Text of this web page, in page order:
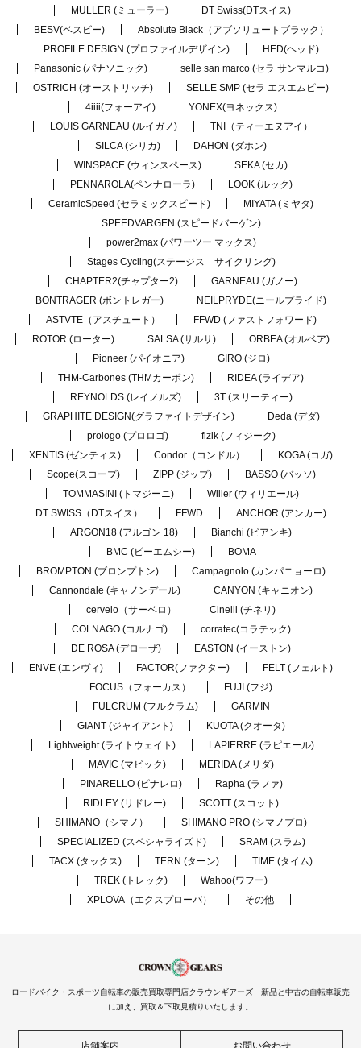
MULLER (ミューラー)
DT Swiss(DTスイス)
BESV(ベスビー)
Absolute Black（アブソリュートブラック）
PROFILE DESIGN (プロファイルデザイン)
HED(ヘッド)
Panasonic (パナソニック)
selle san marco (セラ サンマルコ)
OSTRICH (オーストリッチ)
SELLE SMP (セラ エスエムピー)
4iiii(フォーアイ)
YONEX(ヨネックス)
LOUIS GARNEAU (ルイガノ)
TNI（ティーエヌアイ）
SILCA (シリカ)
DAHON (ダホン)
WINSPACE (ウィンスペース)
SEKA (セカ)
PENNAROLA(ペンナローラ)
LOOK (ルック)
CeramicSpeed (セラミックスピード)
MIYATA (ミヤタ)
SPEEDVARGEN (スピードバーゲン)
power2max (パワーツー マックス)
Stages Cycling(ステージス サイクリング)
CHAPTER2(チャプター2)
GARNEAU (ガノー)
BONTRAGER (ボントレガー)
NEILPRYDE(ニールプライド)
ASTVTE（アスチュート）
FFWD (ファストフォワード)
ROTOR (ローター)
SALSA (サルサ)
ORBEA (オルベア)
Pioneer (パイオニア)
GIRO (ジロ)
THM-Carbones (THMカーボン)
RIDEA (ライデア)
REYNOLDS (レイノルズ)
3T (スリーティー)
GRAPHITE DESIGN(グラファイトデザイン)
Deda (デダ)
prologo (プロロゴ)
fizik (フィジーク)
XENTIS (ゼンティス)
Condor（コンドル）
KOGA (コガ)
Scope(スコープ)
ZIPP (ジップ)
BASSO (バッソ)
TOMMASINI (トマジーニ)
Wilier (ウィリエール)
DT SWISS（DTスイス）
FFWD
ANCHOR (アンカー)
ARGON18 (アルゴン 18)
Bianchi (ビアンキ)
BMC (ビーエムシー)
BOMA
BROMPTON (ブロンプトン)
Campagnolo (カンパニョーロ)
Cannondale (キャノンデール)
CANYON (キャニオン)
cervelo（サーベロ）
Cinelli (チネリ)
COLNAGO (コルナゴ)
corratec(コラテック)
DE ROSA (デローザ)
EASTON (イーストン)
ENVE (エンヴィ)
FACTOR(ファクター)
FELT (フェルト)
FOCUS（フォーカス）
FUJI (フジ)
FULCRUM (フルクラム)
GARMIN
GIANT (ジャイアント)
KUOTA (クオータ)
Lightweight (ライトウェイト)
LAPIERRE (ラピエール)
MAVIC (マビック)
MERIDA (メリダ)
PINARELLO (ピナレロ)
Rapha (ラファ)
RIDLEY (リドレー)
SCOTT (スコット)
SHIMANO（シマノ）
SHIMANO PRO (シマノプロ)
SPECIALIZED (スペシャライズド)
SRAM (スラム)
TACX (タックス)
TERN (ターン)
TIME (タイム)
TREK (トレック)
Wahoo(ワフー)
XPLOVA（エクスプローバ）
その他
ロードバイク・スポーツ自転車の販売買取専門店クラウンギアーズ 新品と中古の自転車販売
に加え、買取＆下取見積りいたします。